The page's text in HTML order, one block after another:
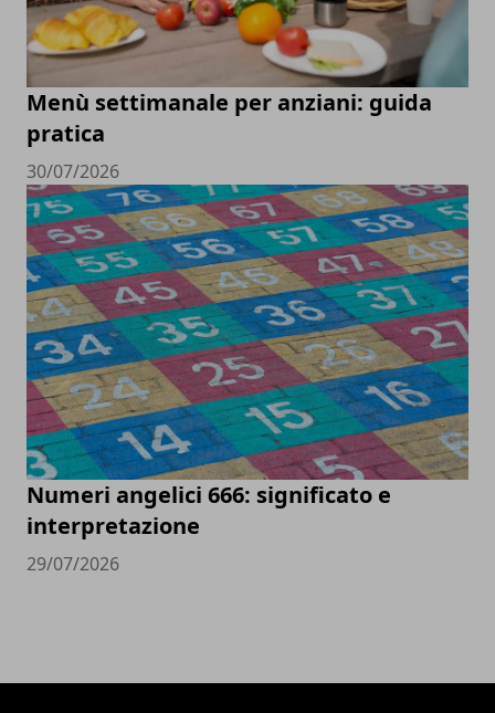
Menù settimanale per anziani: guida
pratica
30/07/2026
Numeri angelici 666: significato e
interpretazione
29/07/2026